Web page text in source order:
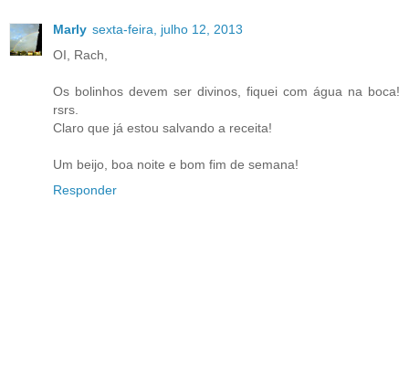
Marly sexta-feira, julho 12, 2013
OI, Rach,
Os bolinhos devem ser divinos, fiquei com água na boca!
rsrs.
Claro que já estou salvando a receita!
Um beijo, boa noite e bom fim de semana!
Responder